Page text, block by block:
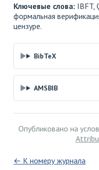
Ключевые слова: IBFT,
формальная
цензуре.
BibTeX
AMSBIB
Опубликовано на
← К номеру журнала